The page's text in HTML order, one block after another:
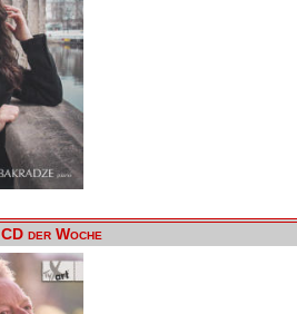
CD der Woche